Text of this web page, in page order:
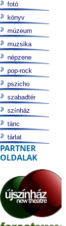
fotó
könyv
múzeum
muzsika
népzene
pop-rock
pszicho
szabadtér
színház
tánc
tárlat
PARTNER
OLDALAK